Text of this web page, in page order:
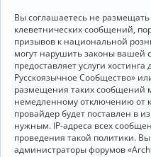
Вы соглашаетесь не
клеветнических сообщений,
призывов к национальной
могут нарушить законы вашей
предоставляет услуги
Русскоязычное Сообщество»
размещения таких сообщений
немедленному отключению от
провайдер будет поставлен в
нужным. IP-адреса всех
проведения такой политики.
администраторы форумов